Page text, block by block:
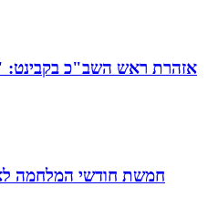
אזהרת ראש השב"כ בקבינט:
חמשת חודשי המלחמה